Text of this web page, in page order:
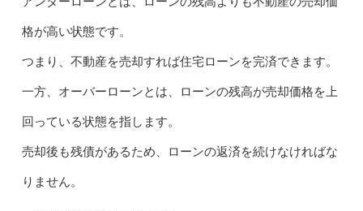
格が高い状態です。
つまり、不動産を売却すれば住宅ローンを完済できます。
一方、オーバーローンとは、ローンの残高が売却価格を上
回っている状態を指します。
売却後も残債があるため、ローンの返済を続けなければな
りません。